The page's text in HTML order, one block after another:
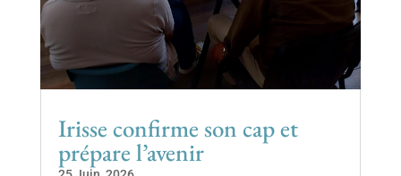
Irisse confirme son cap et
prépare l’avenir